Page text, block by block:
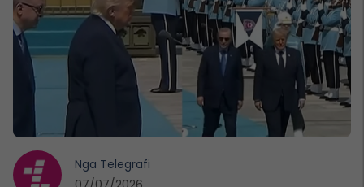
Nga Telegrafi